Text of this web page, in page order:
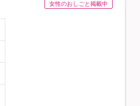
女性のおしごと掲載中